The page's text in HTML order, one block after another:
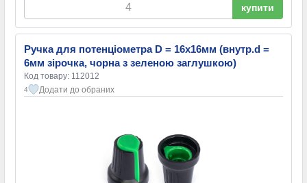
купити
Ручка для потенціометра D = 16x16мм (внутр.d =
6мм зірочка, чорна з зеленою заглушкою)
Код товару: 112012
4 Додати до обраних